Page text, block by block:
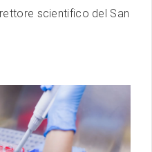
scientifico del San